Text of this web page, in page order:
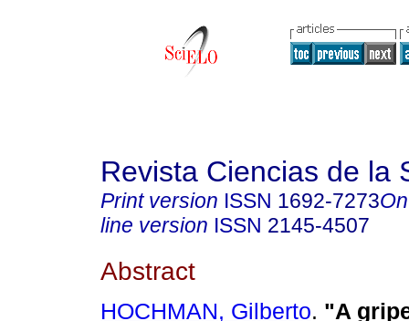
Revista Ciencias de la
Print version ISSN 1692-7273
line version ISSN 2145-4507
Abstract
HOCHMAN, Gilberto. "A